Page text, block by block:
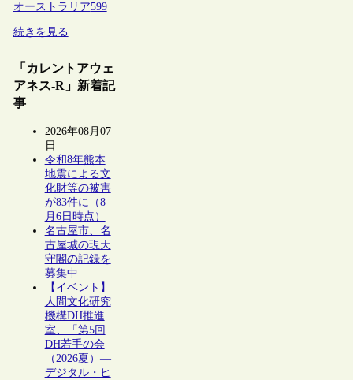
オーストラリア599
続きを見る
「カレントアウェ
アネス-R」新着記
事
2026年08月07
日
令和8年熊本
地震による文
化財等の被害
が83件に（8
月6日時点）
名古屋市、名
古屋城の現天
守閣の記録を
募集中
【イベント】
人間文化研究
機構DH推進
室、「第5回
DH若手の会
（2026夏）―
デジタル・ヒ